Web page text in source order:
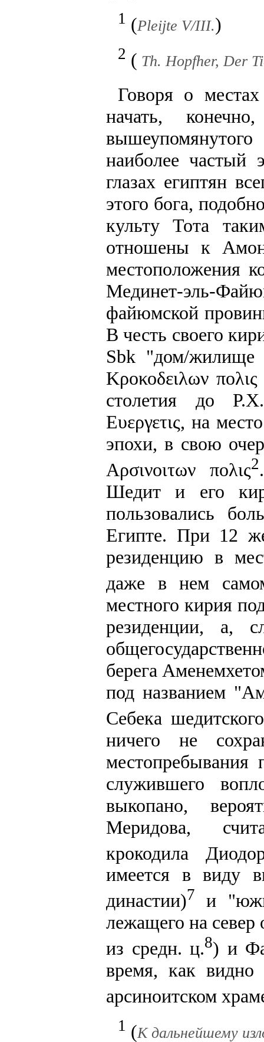
1 (Pleijte V/III.)
2 ( Th. Hopfher, Der
Говоря о
начать,
наиболее частый
глазах египтян
этого бога,
культу Тота
отношены к
местоположения
Мединет-эль-
файюмской
В честь своего
Sbk "дом/жилище
Κροκοδειλων
столетия до Р.Х.
Ευεργετις, на
эпохи, в свою
Αρσινοιτων πολις2
Шедит и его
пользовались
Египте. При 12
резиденцию в
даже в нем
местного кирия
резиденции, а,
берега
под названием
Себека
ничего не
местопребывания
служившего
выкопано,
Меридова,
крокодила
имеется в виду
династии)7
и
лежащего на
из средн. ц.8) и
время, как видно
арсиноитском
1 (К дальнейшему